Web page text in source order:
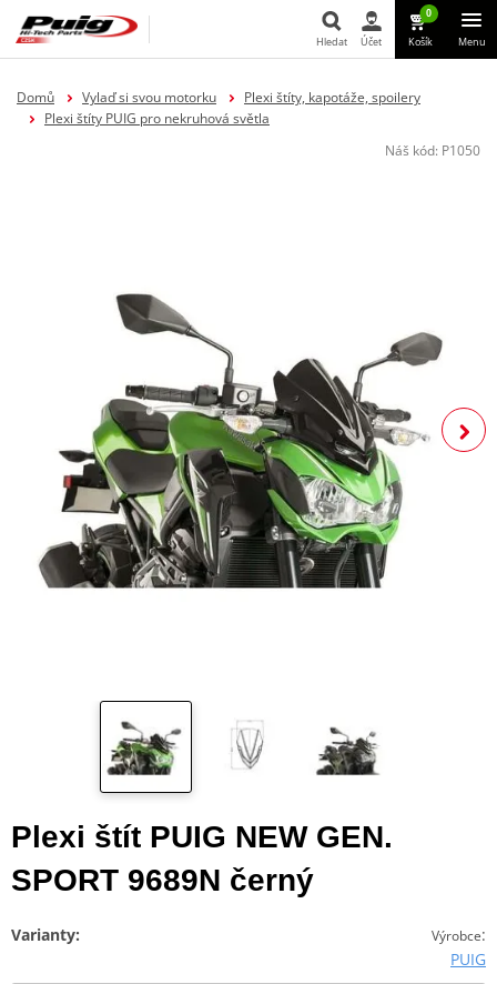
Hledat
Hledat Účet
0
Košík Menu
Domů Vylaď si svou motorku
Plexi štíty, kapotáže, spoilery
Plexi štíty PUIG pro nekruhová světla
Náš kód: P1050
Plexi štít PUIG NEW GEN.
SPORT 9689N černý
Výrobce:
PUIG
Varianty: